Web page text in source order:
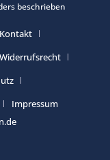
beschrieben
Kontakt
Widerrufsrecht
Impressum